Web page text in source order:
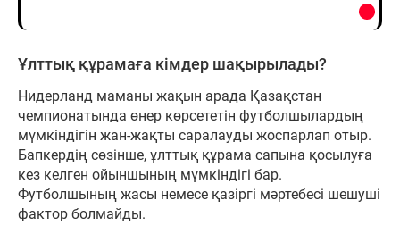
Ұлттық құрамаға кімдер шақырылады?
Нидерланд маманы жақын арада Қазақстан
чемпионатында өнер көрсететін футболшылардың
мүмкіндігін жан-жақты саралауды жоспарлап отыр.
Бапкердің сөзінше, ұлттық құрама сапына қосылуға
кез келген ойыншының мүмкіндігі бар.
Футболшының жасы немесе қазіргі мәртебесі шешуші
фактор болмайды.